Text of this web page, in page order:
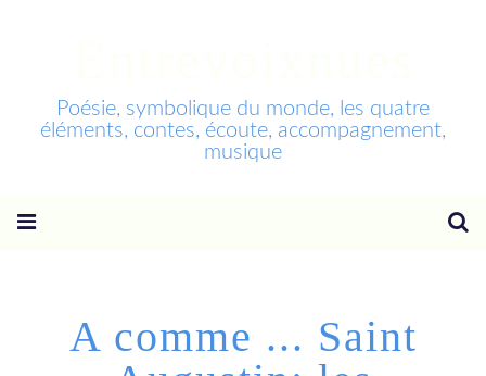
Poésie, symbolique du monde, les quatre
éléments, contes, écoute, accompagnement,
musique
A comme ... Saint